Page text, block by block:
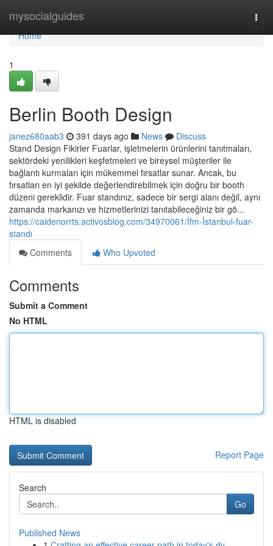
mysocialguides
Home
Home
1
Berlin Booth Design
janez680aab3 391 days ago News
Discuss
Stand Design Fikirler Fuarlar, işletmelerin ürünlerini tanıtmaları,
sektördeki yenilikleri keşfetmeleri ve bireysel müşteriler ile
bağlantı kurmaları için mükemmel fırsatlar sunar. Ancak, bu
fırsatları en iyi şekilde değerlendirebilmek için doğru bir booth
düzeni gereklidir. Fuar standınız, sadece bir sergi alanı değil, aynı
zamanda markanızı ve hizmetlerinizi tanıtabileceğiniz bir gö...
https://caidenorrts.activosblog.com/34970061/İfm-İstanbul-fuar-
standı
Comments
Who Upvoted
Comments
Submit a Comment
No HTML
HTML is disabled
Report Page
Search
Go
Published News